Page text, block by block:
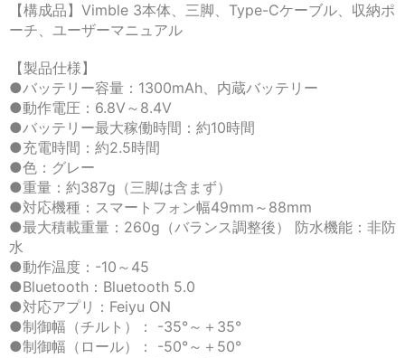
【構成品】Vimble 3本体、三脚、Type-Cケーブル、収納ポ
ーチ、ユーザーマニュアル
【製品仕様】
●バッテリー容量：1300mAh、内蔵バッテリー
●動作電圧：6.8V～8.4V
●バッテリー最大稼働時間：約10時間
●充電時間：約2.5時間
●色：グレー
●重量：約387g（三脚は含まず）
●対応機種：スマートフォン幅49mm～88mm
●最大積載重量：260g（バランス調整後） 防水機能：非防
水
●動作温度：-10～45
●Bluetooth：Bluetooth 5.0
●対応アプリ：Feiyu ON
●制御幅（チルト）： -35°～＋35°
●制御幅（ロール）： -50°～＋50°